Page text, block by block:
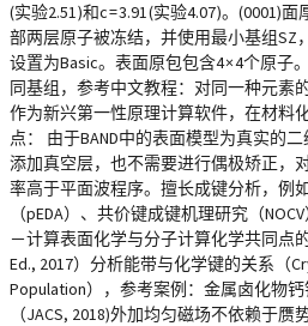
(实验2.51 )和c = 3.91 (实验4.07 )。(0001)
部两层原子被冻结，并使用最小基组SZ
设置为Basic。表面原包包含4 × 4个原子
同基组，参考中文教程：对同一种元素
作为新兴第一性原理计算软件，在材料
点： 由于BAND中的表面模型为真实的
添加真空层，也不需要进行偶极矫正，
率高于平面波程序。擅长成键分析，例
（pEDA）、共价键成键机理研究（
－计算表面化学与分子计算化学共同点
Ed., 2017）分析能带与化学键的关系（
Population），参考案例：金属卤化物
（JACS, 2018)外加均匀磁场不依赖于